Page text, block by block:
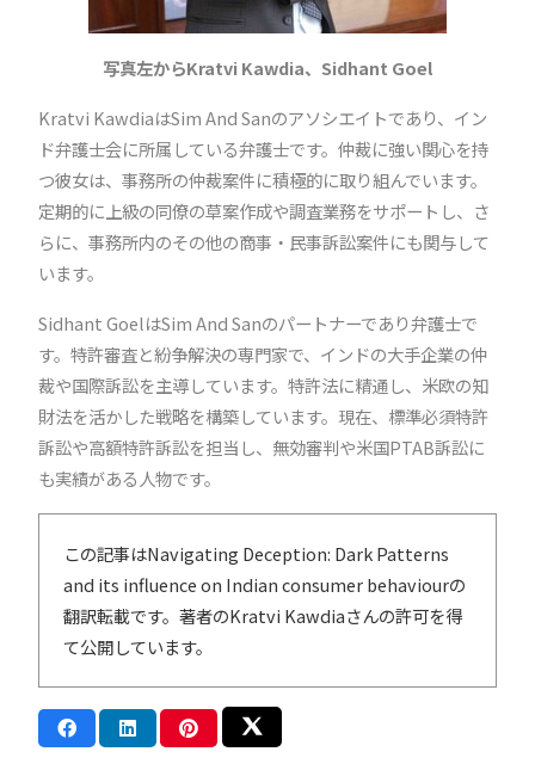
写真左からKratvi Kawdia、Sidhant Goel
Kratvi KawdiaはSim And Sanのアソシエイトであり、イン
ド弁護士会に所属している弁護士です。仲裁に強い関心を持
つ彼女は、事務所の仲裁案件に積極的に取り組んでいます。
定期的に上級の同僚の草案作成や調査業務をサポートし、さ
らに、事務所内のその他の商事・民事訴訟案件にも関与して
います。
Sidhant GoelはSim And Sanのパートナーであり弁護士で
す。特許審査と紛争解決の専門家で、インドの大手企業の仲
裁や国際訴訟を主導しています。特許法に精通し、米欧の知
財法を活かした戦略を構築しています。現在、標準必須特許
訴訟や高額特許訴訟を担当し、無効審判や米国PTAB訴訟に
も実績がある人物です。
この記事はNavigating Deception: Dark Patterns
and its influence on Indian consumer behaviourの
翻訳転載です。著者のKratvi Kawdiaさんの許可を得
て公開しています。